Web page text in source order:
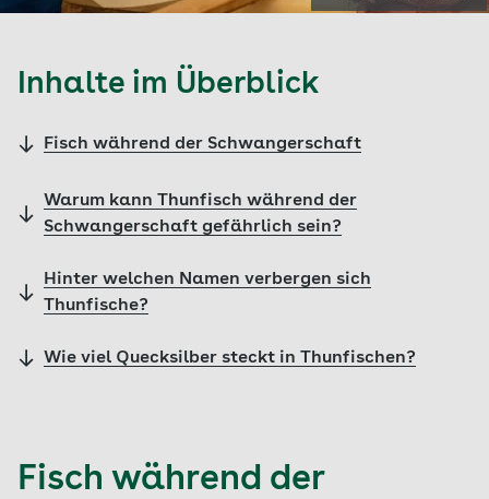
Inhalte im Überblick
Fisch während der Schwangerschaft
Warum kann Thunfisch während der
Schwangerschaft gefährlich sein?
Hinter welchen Namen verbergen sich
Thunfische?
Wie viel Quecksilber steckt in Thunfischen?
Fisch während der